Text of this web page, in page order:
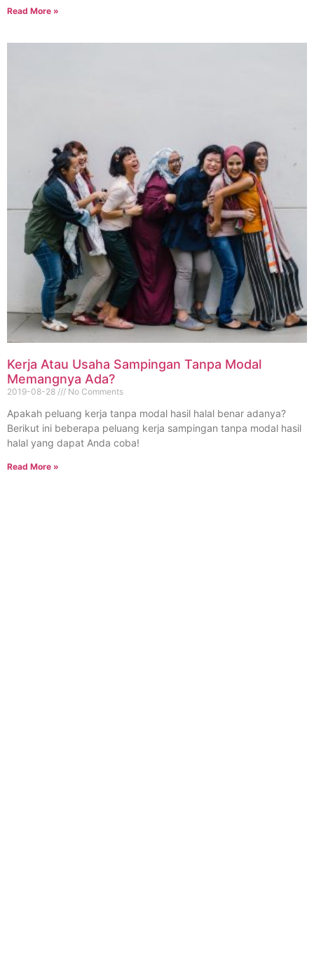
Read More »
Kerja Atau Usaha Sampingan Tanpa Modal
Memangnya Ada?
2019-08-28 No Comments
Apakah peluang kerja tanpa modal hasil halal benar adanya?
Berikut ini beberapa peluang kerja sampingan tanpa modal hasil
halal yang dapat Anda coba!
Read More »